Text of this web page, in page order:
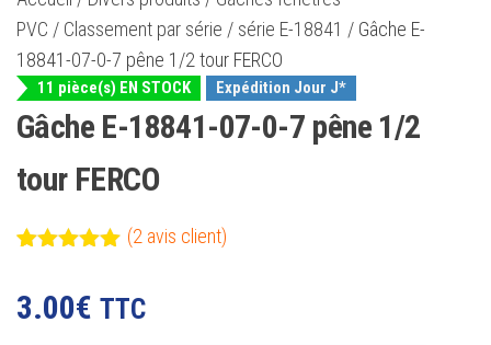
PVC / Classement par série / série E-18841 / Gâche E-
18841-07-0-7 pêne 1/2 tour FERCO
11 pièce(s) EN STOCK Expédition Jour J*
Gâche E-18841-07-0-7 pêne 1/2
tour FERCO
basé sur
notations
(2 avis client)
3.00€ TTC